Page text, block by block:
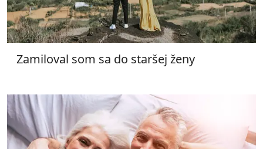
Zamiloval som sa do staršej ženy